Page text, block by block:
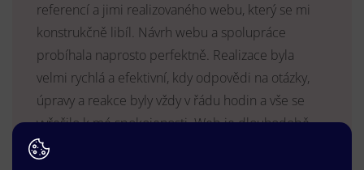
referencí a jimi realizovaného webu, který se mi
konstrukčně libíl. Návrh webu a spolupráce
probíhala naprosto perfektně. Realizace byla
velmi rychlá a efektivní, kdy odpovědi na otázky,
úpravy a reakce byly vždy v řádu hodin a vše se
vyřešilo k mé spokojenosti. Web je dlouhodobě
vyhovující, stabilní, průběžně upravován a podílí se